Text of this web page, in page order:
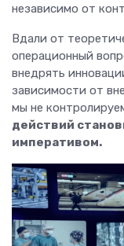
независимо от
Вдали от
операционный
внедрять
зависимости от
мы не
действий
императивом.